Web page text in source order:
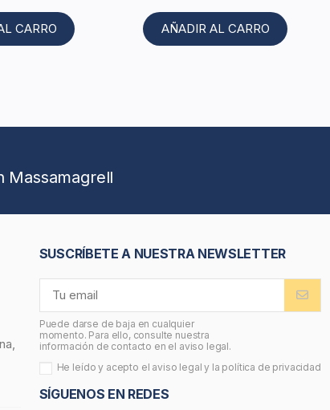
CARRO AÑADIR AL CARRO
Massamagrell
SUSCRÍBETE A NUESTRA NEWSLETTER
Puede darse de baja en cualquier
momento. Para ello, consulte nuestra
información de contacto en el aviso legal.
He leído y acepto el aviso legal y la política de privacidad
SÍGUENOS EN REDES